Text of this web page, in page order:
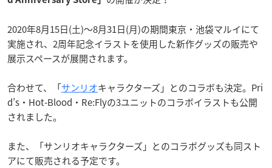
2020年8月15日(土)〜8月31日(月)の期間東京・池袋マルイにて
実施され、2周年記念イラストを使用した新作グッズの販売や
展示スペースが展開されます。
合わせて、「サンリオキャラクターズ」とのコラボも決定。Pri
d’s・Hot-Blood・Re:Flyの3ユニットのコラボイラストも公開
されました。
また、「サンリオキャラクターズ」とのコラボグッズも同スト
アにて販売される予定です。